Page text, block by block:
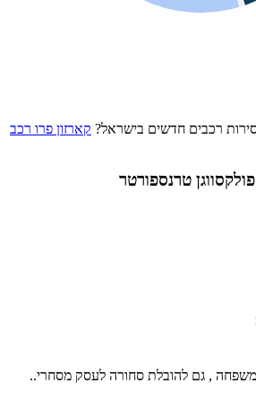
רכבים חדשים בישראל? קארזון פרו רכב
פולקסווגן טרנספורטר
, גם להובלת סחורה לעסק מסחרי..